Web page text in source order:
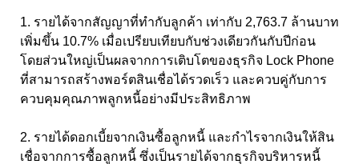
1. รายได้จากสัญญาที่ทำกับลูกค้า เท่ากับ 2,763.7 ล้านบาท
เพิ่มขึ้น 10.7% เมื่อเปรียบเทียบกับช่วงเดียวกันกับปีก่อน
โดยส่วนใหญ่เป็นผลจากการเติบโตของธุรกิจ Lock Phone
ที่สามารถสร้างพอร์ตสินเชื่อได้รวดเร็ว และควบคู่กับการ
ควบคุมคุณภาพลูกหนี้อย่างมีประสิทธิภาพ
2. รายได้ดอกเบี้ยจากเงินซื้อลูกหนี้ และกำไรจากเงินให้สิน
เชื่อจากการซื้อลูกหนี้ ซึ่งเป็นรายได้จากธุรกิจบริหารหนี้